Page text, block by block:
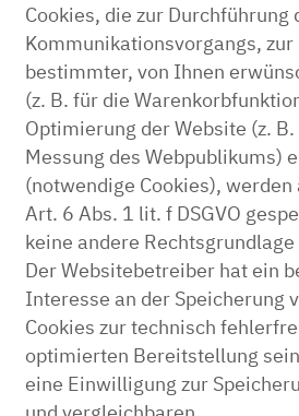
Cookies, die zur
Kommunikationsvorgangs,
bestimmter, von Ihnen
(z. B. für die
Optimierung der Website (z.
Messung des Webpublikums)
(notwendige Cookies),
Art. 6 Abs. 1 lit. f DSGVO
keine andere
Der Websitebetreiber hat ein
Interesse an der Speicherung
Cookies zur technisch
optimierten Bereitstellung
eine Einwilligung zur